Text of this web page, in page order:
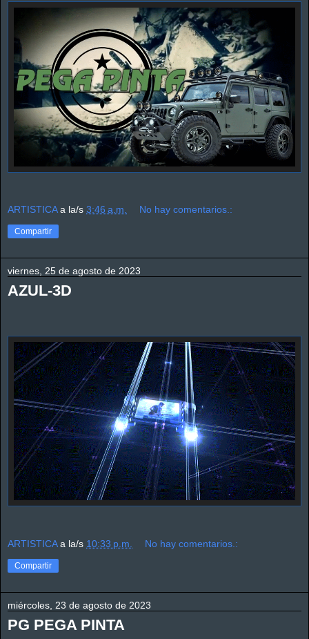
ARTISTICA a la/s 3:46 a.m. No hay comentarios.:
Compartir
viernes, 25 de agosto de 2023
AZUL-3D
ARTISTICA a la/s 10:33 p.m. No hay comentarios.:
Compartir
miércoles, 23 de agosto de 2023
PG PEGA PINTA